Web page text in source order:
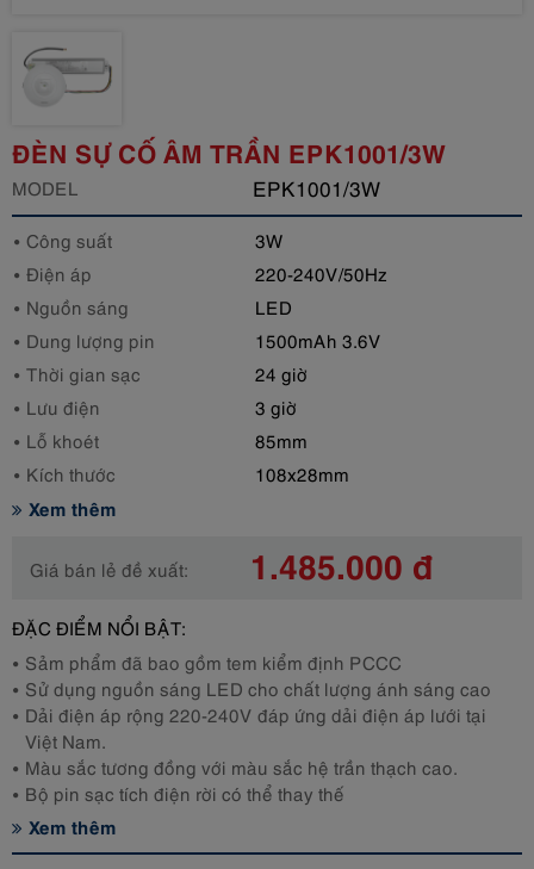
ĐÈN SỰ CỐ ÂM TRẦN EPK1001/3W
MODEL EPK1001/3W
Công suất
3W
Điện áp
220-240V/50Hz
Nguồn sáng
LED
Dung lượng pin
1500mAh 3.6V
Thời gian sạc
24 giờ
Lưu điện
3 giờ
Lỗ khoét
85mm
Kích thước
108x28mm
Xem thêm
Giá bán lẻ đề xuất: 1.485.000 đ
ĐẶC ĐIỂM NỔI BẬT:
Sảm phẩm đã bao gồm tem kiểm định PCCC
Sử dụng nguồn sáng LED cho chất lượng ánh sáng cao
Dải điện áp rộng 220-240V đáp ứng dải điện áp lưới tại
Việt Nam.
Màu sắc tương đồng với màu sắc hệ trần thạch cao.
Bộ pin sạc tích điện rời có thể thay thế
Xem thêm